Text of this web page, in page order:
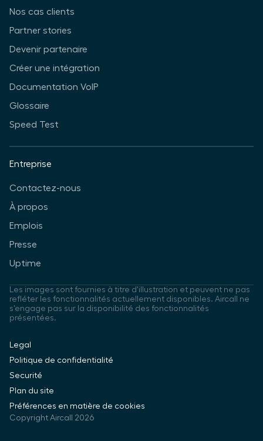
Nos cas clients
Partner stories
Devenir partenaire
Créer une intégration
Documentation VoIP
Glossaire
Speed Test
Entreprise
Contactez-nous
À propos
Emplois
Presse
Uptime
Les images sont fournies à titre d'illustration et peuvent ne pas
refléter les fonctionnalités actuellement disponibles. Aircall ne
s'engage pas sur la disponibilité des fonctionnalités
présentées.
Copyright Aircall 2026
Legal
Politique de confidentialité
Securité
Plan du site
Préférences en matière de cookies